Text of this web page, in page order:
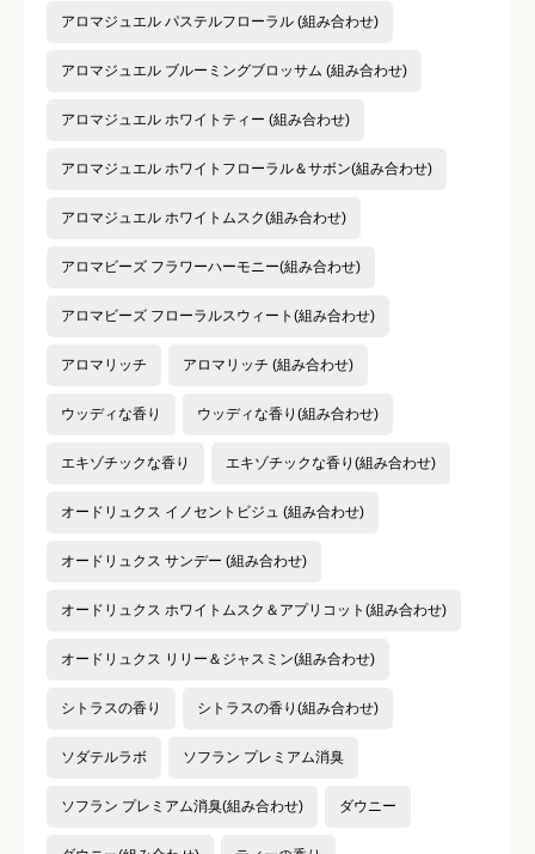
アロマジュエル パステルフローラル (組み合わせ)
アロマジュエル ブルーミングブロッサム (組み合わせ)
アロマジュエル ホワイトティー (組み合わせ)
アロマジュエル ホワイトフローラル＆サボン(組み合わせ)
アロマジュエル ホワイトムスク(組み合わせ)
アロマビーズ フラワーハーモニー(組み合わせ)
アロマビーズ フローラルスウィート(組み合わせ)
アロマリッチ アロマリッチ (組み合わせ)
ウッディな香り ウッディな香り(組み合わせ)
エキゾチックな香り エキゾチックな香り(組み合わせ)
オードリュクス イノセントビジュ (組み合わせ)
オードリュクス サンデー (組み合わせ)
オードリュクス ホワイトムスク＆アプリコット(組み合わせ)
オードリュクス リリー＆ジャスミン(組み合わせ)
シトラスの香り シトラスの香り(組み合わせ)
ソダテルラボ ソフラン プレミアム消臭
ソフラン プレミアム消臭(組み合わせ) ダウニー